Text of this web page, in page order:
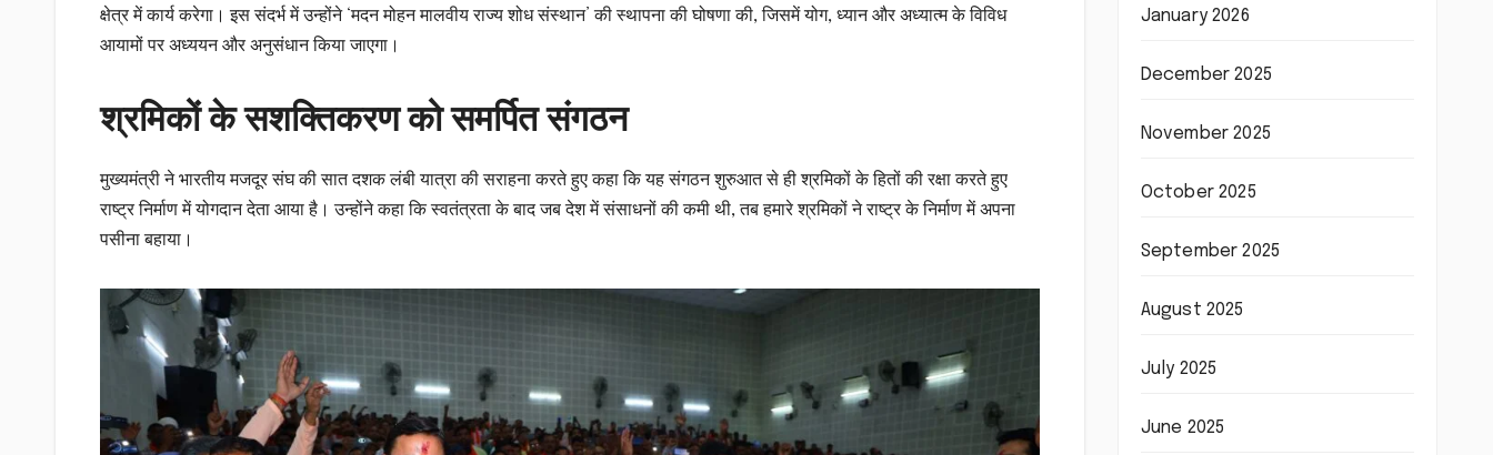
क्षेत्र में कार्य करेगा। इस संदर्भ में उन्होंने ‘मदन मोहन मालवीय राज्य शोध संस्थान’ की स्थापना की घोषणा की, जिसमें योग, ध्यान और अध्यात्म के विविध
आयामों पर अध्ययन और अनुसंधान किया जाएगा।
श्रमिकों के सशक्तिकरण को समर्पित संगठन
मुख्यमंत्री ने भारतीय मजदूर संघ की सात दशक लंबी यात्रा की सराहना करते हुए कहा कि यह संगठन शुरुआत से ही श्रमिकों के हितों की रक्षा करते हुए
राष्ट्र निर्माण में योगदान देता आया है। उन्होंने कहा कि स्वतंत्रता के बाद जब देश में संसाधनों की कमी थी, तब हमारे श्रमिकों ने राष्ट्र के निर्माण में अपना
पसीना बहाया।
January 2026
December 2025
November 2025
October 2025
September 2025
August 2025
July 2025
June 2025